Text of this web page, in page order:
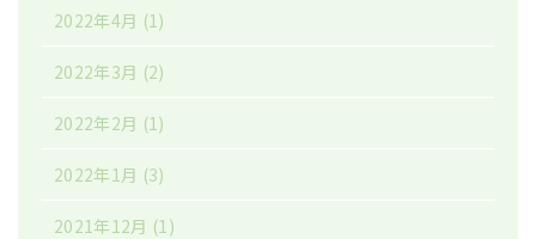
2022年4月 (1)
2022年3月 (2)
2022年2月 (1)
2022年1月 (3)
2021年12月 (1)